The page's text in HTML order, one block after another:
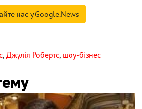
нас у Google.News
, Джулія Робертс, шоу-бізнес